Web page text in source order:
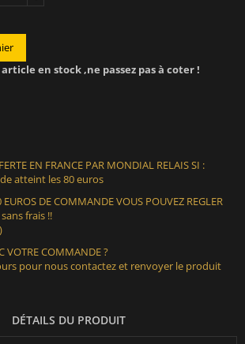
en stock ,ne passez pas à coter !
EN FRANCE PAR MONDIAL RELAIS SI :
atteint les 80 euros
EUROS DE COMMANDE VOUS POUVEZ REGLER
frais !!
VOTRE COMMANDE ?
pour nous contactez et renvoyer le produit
DÉTAILS DU PRODUIT